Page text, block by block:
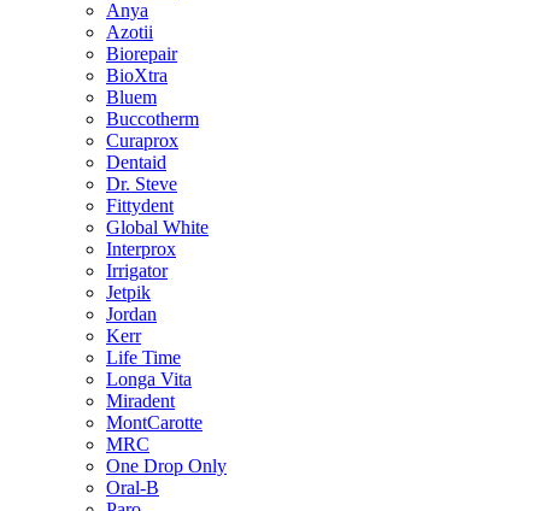
Anya
Azotii
Biorepair
BioXtra
Bluem
Buccotherm
Curaprox
Dentaid
Dr. Steve
Fittydent
Global White
Interprox
Irrigator
Jetpik
Jordan
Kerr
Life Time
Longa Vita
Miradent
MontCarotte
MRC
One Drop Only
Oral-B